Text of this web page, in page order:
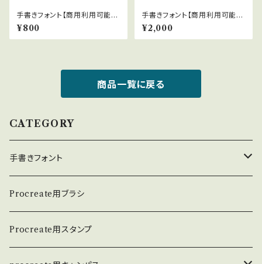
手書きフォント【商用利用可能】0
26
¥800
手書きフォント【商用利用可能】0
39
¥2,000
商品一覧に戻る
CATEGORY
手書きフォント
英数学フォント
日本語フォント
Procreate用ブラシ
Procreate用スタンプ